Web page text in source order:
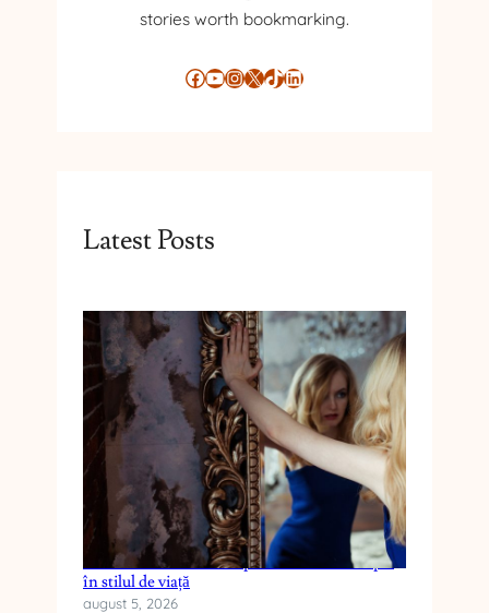
stories worth bookmarking.
Facebook YouTube InstagramX TikTok LinkedIn
Latest Posts
Cum reduci anxietatea prin schimbări simple
în stilul de viață
august 5, 2026